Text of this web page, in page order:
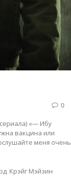
0
«— Ибу
вакцина или
меня очень
Крэйг Мэйзин